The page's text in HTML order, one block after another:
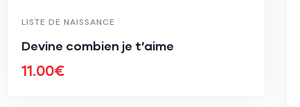
LISTE DE NAISSANCE
Devine combien je t’aime
11.00€